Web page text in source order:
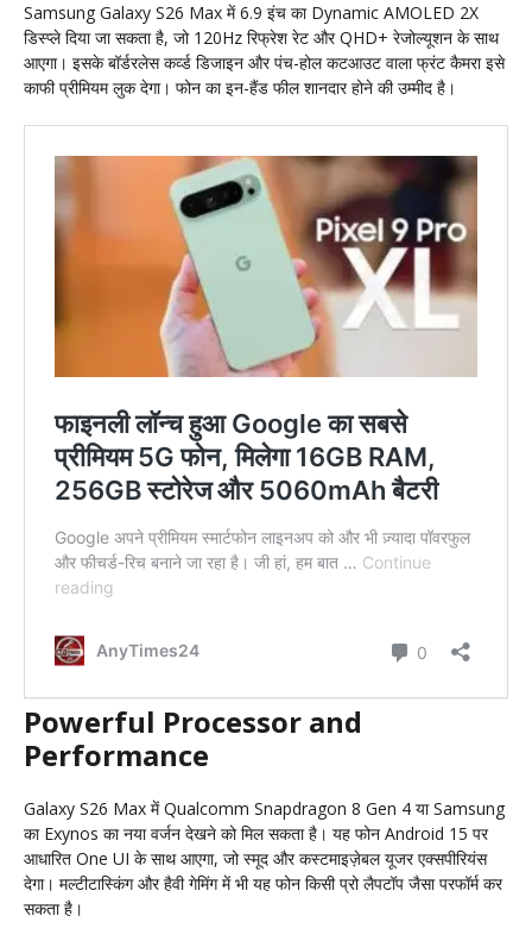
Samsung Galaxy S26 Max में 6.9 इंच का Dynamic AMOLED 2X
डिस्प्ले दिया जा सकता है, जो 120Hz रिफ्रेश रेट और QHD+ रेजोल्यूशन के साथ
आएगा। इसके बॉर्डरलेस कर्व्ड डिजाइन और पंच-होल कटआउट वाला फ्रंट कैमरा इसे
काफी प्रीमियम लुक देगा। फोन का इन-हैंड फील शानदार होने की उम्मीद है।
Powerful Processor and
Performance
Galaxy S26 Max में Qualcomm Snapdragon 8 Gen 4 या Samsung
का Exynos का नया वर्जन देखने को मिल सकता है। यह फोन Android 15 पर
आधारित One UI के साथ आएगा, जो स्मूद और कस्टमाइज़ेबल यूजर एक्सपीरियंस
देगा। मल्टीटास्किंग और हैवी गेमिंग में भी यह फोन किसी प्रो लैपटॉप जैसा परफॉर्म कर
सकता है।